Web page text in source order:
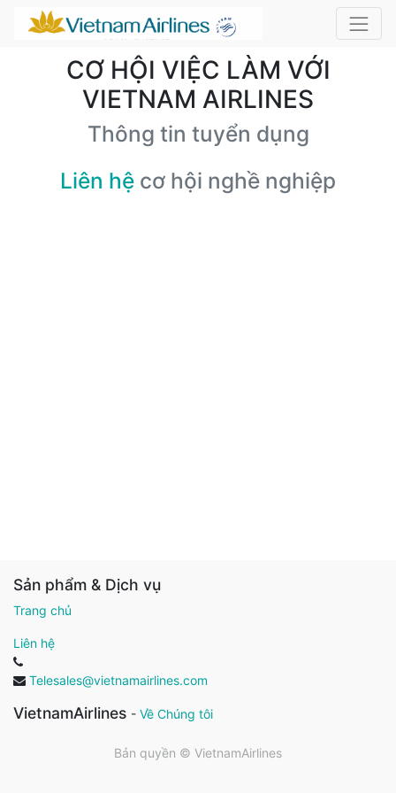
CƠ HỘI VIỆC LÀM VỚI
VIETNAM AIRLINES
Thông tin tuyển dụng
Liên hệ cơ hội nghề nghiệp
Sản phẩm & Dịch vụ
Trang chủ
Liên hệ
Telesales@vietnamairlines.com
VietnamAirlines - Về Chúng tôi
Bản quyền © VietnamAirlines